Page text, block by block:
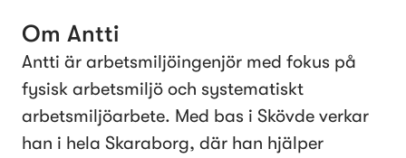
Om Antti
Antti är arbetsmiljöingenjör med fokus på
fysisk arbetsmiljö och systematiskt
arbetsmiljöarbete. Med bas i Skövde verkar
han i hela Skaraborg, där han hjälper